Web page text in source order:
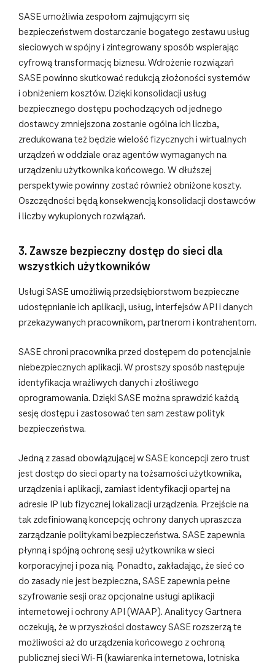
SASE umożliwia zespołom zajmującym się
bezpieczeństwem dostarczanie bogatego zestawu usług
sieciowych w spójny i zintegrowany sposób wspierając
cyfrową transformację biznesu. Wdrożenie rozwiązań
SASE powinno skutkować redukcją złożoności systemów
i obniżeniem kosztów. Dzięki konsolidacji usług
bezpiecznego dostępu pochodzących od jednego
dostawcy zmniejszona zostanie ogólna ich liczba,
zredukowana też będzie wielość fizycznych i wirtualnych
urządzeń w oddziale oraz agentów wymaganych na
urządzeniu użytkownika końcowego. W dłuższej
perspektywie powinny zostać również obniżone koszty.
Oszczędności będą konsekwencją konsolidacji dostawców
i liczby wykupionych rozwiązań.
3. Zawsze bezpieczny dostęp do sieci dla
wszystkich użytkowników
Usługi SASE umożliwią przedsiębiorstwom bezpieczne
udostępnianie ich aplikacji, usług, interfejsów API i danych
przekazywanych pracownikom, partnerom i kontrahentom.
SASE chroni pracownika przed dostępem do potencjalnie
niebezpiecznych aplikacji. W prostszy sposób następuje
identyfikacja wrażliwych danych i złośliwego
oprogramowania. Dzięki SASE można sprawdzić każdą
sesję dostępu i zastosować ten sam zestaw polityk
bezpieczeństwa.
Jedną z zasad obowiązującej w SASE koncepcji zero trust
jest dostęp do sieci oparty na tożsamości użytkownika,
urządzenia i aplikacji, zamiast identyfikacji opartej na
adresie IP lub fizycznej lokalizacji urządzenia. Przejście na
tak zdefiniowaną koncepcję ochrony danych upraszcza
zarządzanie politykami bezpieczeństwa. SASE zapewnia
płynną i spójną ochronę sesji użytkownika w sieci
korporacyjnej i poza nią. Ponadto, zakładając, że sieć co
do zasady nie jest bezpieczna, SASE zapewnia pełne
szyfrowanie sesji oraz opcjonalne usługi aplikacji
internetowej i ochrony API (WAAP). Analitycy Gartnera
oczekują, że w przyszłości dostawcy SASE rozszerzą te
możliwości aż do urządzenia końcowego z ochroną
publicznej sieci Wi-Fi (kawiarenka internetowa, lotniska